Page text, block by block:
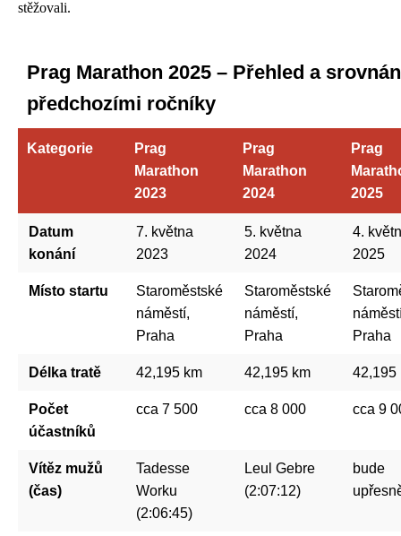
stěžovali.
Prag Marathon 2025 – Přehled a
předchozími ročníky
Kategorie
Prag
Marathon
2023
Prag
Marathon
2024
Prag
2025
Datum
konání
7. května
2023
5. května
2024
4.
2025
Místo startu
Staroměstské
náměstí,
Praha
Staroměstské
náměstí,
Praha
Praha
Délka tratě 42,195 km 42,195 km 42,195
Počet
účastníků
cca 7 500 cca 8 000 cca 9
Vítěz mužů
(čas)
Tadesse
Worku
(2:06:45)
Leul Gebre
(2:07:12)
bude